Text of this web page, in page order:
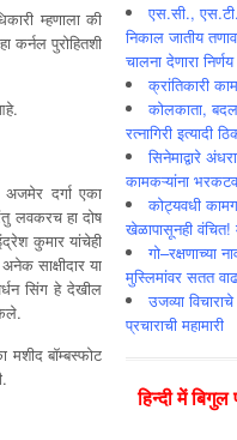
म्हणाला की
कर्नल पुरोहितशी
दर्गा एका
लवकरच हा दोष
कुमार यांचेही
साक्षीदार या
सिंग हे देखील
बॉम्बस्फोट
एस.सी., एस.टी.
निकाल जातीय
चालना देणारा
क्रांतिकारी
कोलकाता,
रत्नागिरी इत्यादी
सिनेमाद्वारे
कामकऱ्यांना
कोट्यवधी
खेळापासूनही
गो–रक्षणाच्या
मुस्लिमांवर सतत
उजव्या
प्रचाराची महामारी
हिन्‍दी में